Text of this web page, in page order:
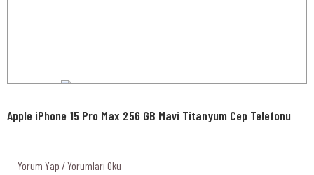
Apple iPhone 15 Pro Max 256 GB Mavi Titanyum Cep Telefonu
Yorum Yap / Yorumları Oku